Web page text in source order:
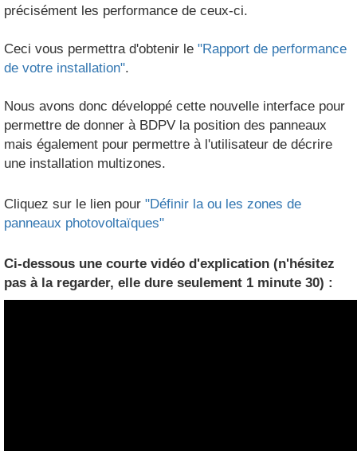
précisément les performance de ceux-ci.
Ceci vous permettra d'obtenir le "Rapport de performance
de votre installation".
Nous avons donc développé cette nouvelle interface pour
permettre de donner à BDPV la position des panneaux
mais également pour permettre à l'utilisateur de décrire
une installation multizones.
Cliquez sur le lien pour "Définir la ou les zones de
panneaux photovoltaïques"
Ci-dessous une courte vidéo d'explication (n'hésitez
pas à la regarder, elle dure seulement 1 minute 30) :